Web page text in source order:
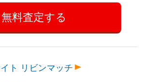
ト リビンマッチ